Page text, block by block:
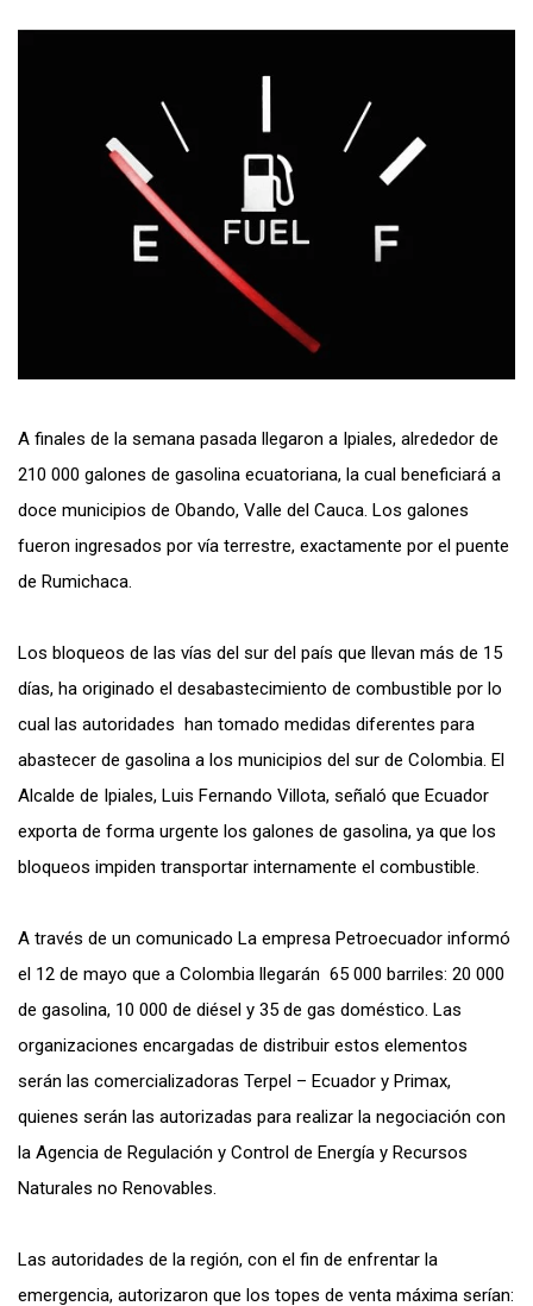
A finales de la semana pasada llegaron a Ipiales, alrededor de
210 000 galones de gasolina ecuatoriana, la cual beneficiará a
doce municipios de Obando, Valle del Cauca. Los galones
fueron ingresados por vía terrestre, exactamente por el puente
de Rumichaca.
Los bloqueos de las vías del sur del país que llevan más de 15
días, ha originado el desabastecimiento de combustible por lo
cual las autoridades han tomado medidas diferentes para
abastecer de gasolina a los municipios del sur de Colombia. El
Alcalde de Ipiales, Luis Fernando Villota, señaló que Ecuador
exporta de forma urgente los galones de gasolina, ya que los
bloqueos impiden transportar internamente el combustible.
A través de un comunicado La empresa Petroecuador informó
el 12 de mayo que a Colombia llegarán 65 000 barriles: 20 000
de gasolina, 10 000 de diésel y 35 de gas doméstico. Las
organizaciones encargadas de distribuir estos elementos
serán las comercializadoras Terpel – Ecuador y Primax,
quienes serán las autorizadas para realizar la negociación con
la Agencia de Regulación y Control de Energía y Recursos
Naturales no Renovables.
Las autoridades de la región, con el fin de enfrentar la
emergencia, autorizaron que los topes de venta máxima serían: